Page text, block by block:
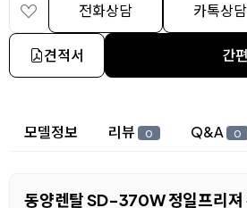
전화상담 카톡상담
견적서 간
상세 정보
모델정보 리뷰 0 Q&A 0
동양렌탈 SD-370W 정일프리져